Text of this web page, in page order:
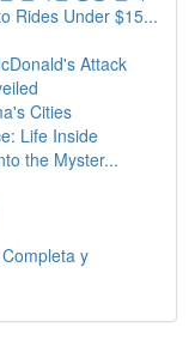
Rides Under $15...
Attack
Cities
Life Inside
the Myster...
y